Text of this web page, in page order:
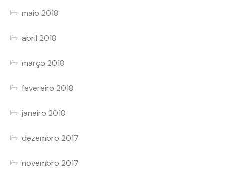
maio 2018
abril 2018
março 2018
fevereiro 2018
janeiro 2018
dezembro 2017
novembro 2017